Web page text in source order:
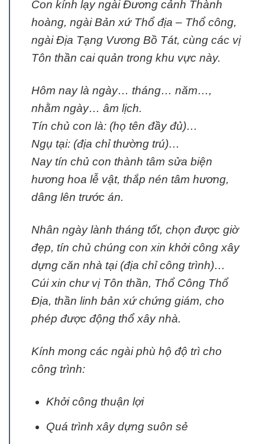
Con kính lạy ngài Đương cảnh Thành
hoàng, ngài Bản xứ Thổ địa – Thổ công,
ngài Địa Tạng Vương Bồ Tát, cùng các vị
Tôn thần cai quản trong khu vực này.
Hôm nay là ngày… tháng… năm…,
nhằm ngày… âm lịch.
Tín chủ con là: (họ tên đầy đủ)…
Ngụ tại: (địa chỉ thường trú)…
Nay tín chủ con thành tâm sửa biện
hương hoa lễ vật, thắp nén tâm hương,
dâng lên trước án.
Nhân ngày lành tháng tốt, chọn được giờ
đẹp, tín chủ chúng con xin khởi công xây
dựng căn nhà tại (địa chỉ công trình)…
Cúi xin chư vị Tôn thần, Thổ Công Thổ
Địa, thần linh bản xứ chứng giám, cho
phép được động thổ xây nhà.
Kính mong các ngài phù hộ độ trì cho
công trình:
Khởi công thuận lợi
Quá trình xây dựng suôn sẻ